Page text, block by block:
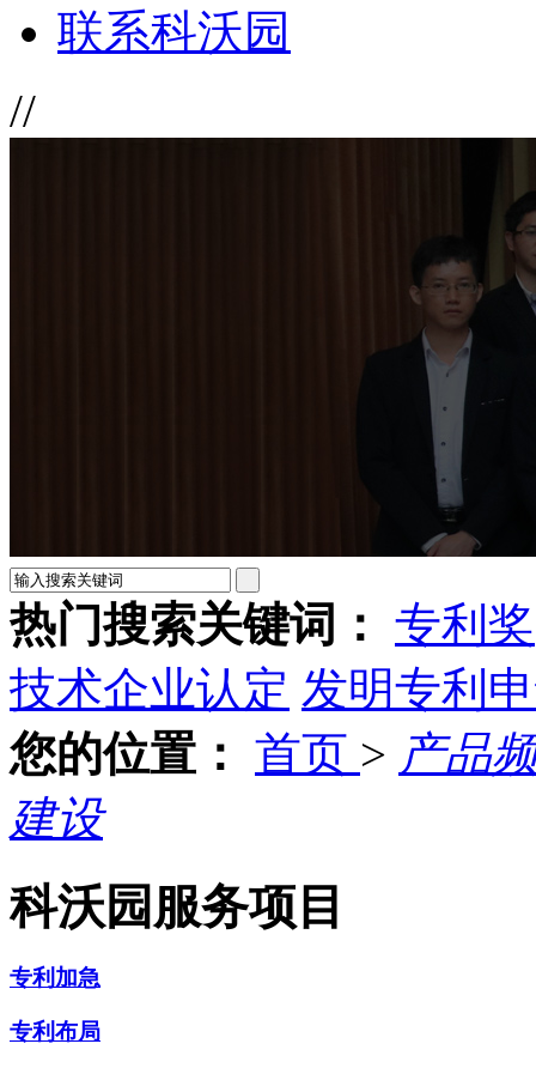
联系科沃园
//
热门搜索关键词： 专利奖
技术企业认定 发明专利
您的位置： 首页 > 产品
建设
科沃园服务项目
专利加急
专利布局